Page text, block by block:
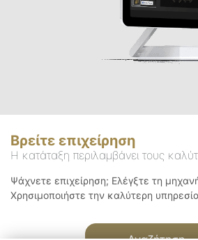
Βρείτε επιχείρηση
Η κατάταξη περιλαμβάνει τους
Ψάχνετε επιχείρηση; Ελέγξτε τη
Χρησιμοποιήστε την καλύτερη υπηρεσία